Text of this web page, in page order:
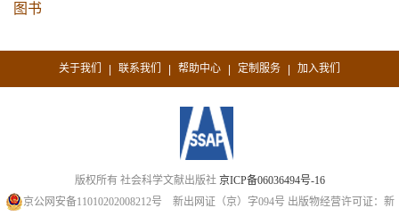
图书
关于我们 | 联系我们 | 帮助中心 | 定制服务 | 加入我们
版权所有 社会科学文献出版社 京ICP备06036494号-16
京公网安备11010202008212号 新出网证（京）字094号 出版物经营许可证：新